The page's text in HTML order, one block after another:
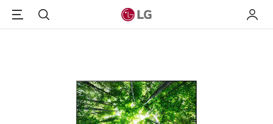
搜索 我的